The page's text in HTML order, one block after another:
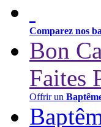
Comparez nos
Bon
Faites
Offrir un